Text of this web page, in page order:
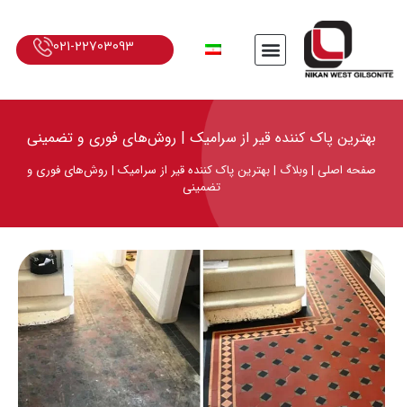
021-22703093
بهترین پاک کننده قیر از سرامیک | روش‌های فوری و تضمینی
صفحه اصلی |وبلاگ |بهترین پاک کننده قیر از سرامیک | روش‌های فوری و
تضمینی